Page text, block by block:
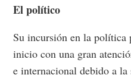
El político
Su incursión en la política
inicio con una gran
e internacional debido a la